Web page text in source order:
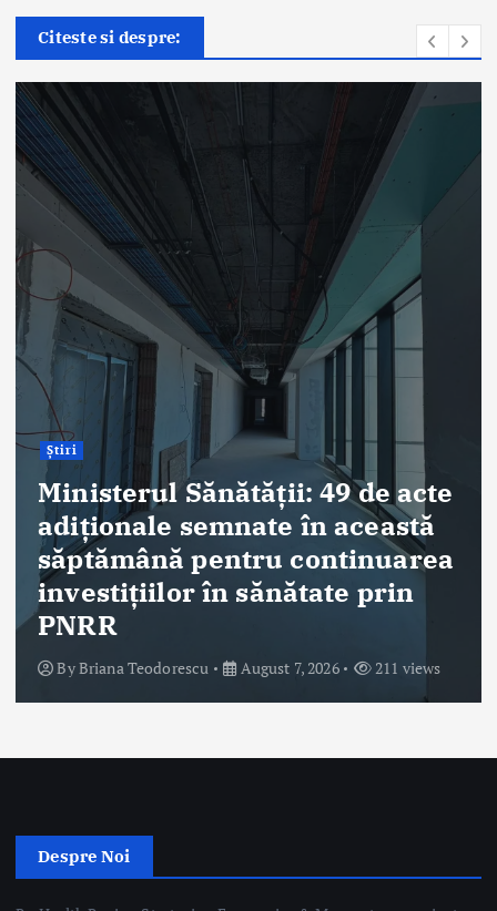
Citeste si despre:
Știri
ANT: Trei prelevări de organe
și țesuturi la Bistrița și Oradea
în ultimele 48 de ore
By Briana Teodorescu August 7, 2026
Despre Noi
Ro Health Review Strategies, Economics & More este un proiect
editorial cu conținut HIGH-QUALITY, lansat de Sănătatea Press
dimensiunii strategice, de management și economice a sistemului
Trimite email